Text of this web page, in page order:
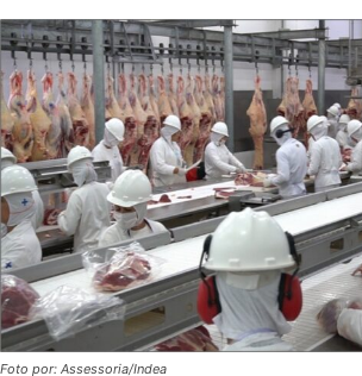
Foto por: Assessoria/Indea